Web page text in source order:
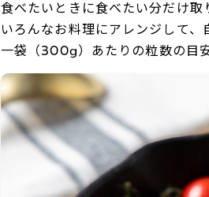
食べたいときに食べたい分だけ取
いろんなお料理にアレンジして
一袋（300g）あたりの粒数の目